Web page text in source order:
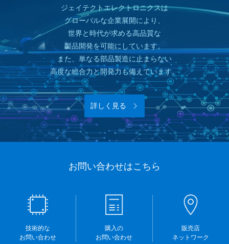
ジェイテクトエレクトロニクスは
グローバルな企業展開により、
世界と時代が求める高品質な
製品開発を可能にしています。
また、単なる部品製造に止まらない
高度な総合力と開発力も備えています。
詳しく見る
お問い合わせはこちら
技術的な
お問い合わせ
購入の
お問い合わせ
販売店
ネットワーク